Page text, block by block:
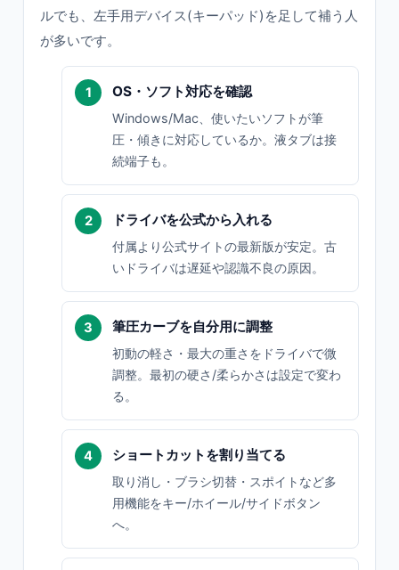
ルでも、左手用デバイス(キーパッド)を足して補う人
が多いです。
OS・ソフト対応を確認
Windows/Mac、使いたいソフトが筆
圧・傾きに対応しているか。液タブは接
続端子も。
ドライバを公式から入れる
付属より公式サイトの最新版が安定。古
いドライバは遅延や認識不良の原因。
筆圧カーブを自分用に調整
初動の軽さ・最大の重さをドライバで微
調整。最初の硬さ/柔らかさは設定で変わ
る。
ショートカットを割り当てる
取り消し・ブラシ切替・スポイトなど多
用機能をキー/ホイール/サイドボタン
へ。